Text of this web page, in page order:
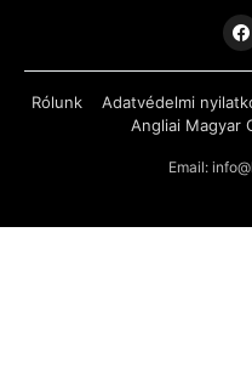
Rólunk Adatvédelmi
Angliai Magyar
Email: